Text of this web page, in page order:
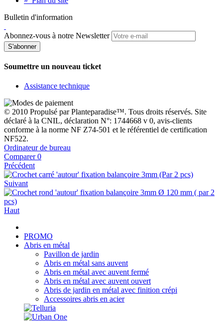
Bulletin d'information
Abonnez-vous à notre Newsletter
S'abonner
Soumettre un nouveau ticket
Assistance technique
© 2010 Propulsé par Planteparadise™. Tous droits réservés. Site
déclaré à la CNIL, déclaration N°: 1744668 v 0, avis-clients
conforme à la norme NF Z74-501 et le référentiel de certification
NF522.
Ordinateur de bureau
Comparer 0
Précédent
Suivant
Haut
PROMO
Abris en métal
Pavillon de jardin
Abris en métal sans auvent
Abris en métal avec auvent fermé
Abris en métal avec auvent ouvert
Abris de jardin en métal avec finition crépi
Accessoires abris en acier